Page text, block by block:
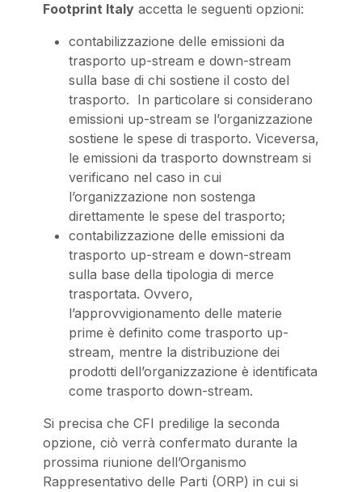
Footprint Italy accetta le seguenti opzioni:
contabilizzazione delle emissioni da
trasporto up-stream e down-stream
sulla base di chi sostiene il costo del
trasporto. In particolare si considerano
emissioni up-stream se l’organizzazione
sostiene le spese di trasporto. Viceversa,
le emissioni da trasporto downstream si
verificano nel caso in cui
l’organizzazione non sostenga
direttamente le spese del trasporto;
contabilizzazione delle emissioni da
trasporto up-stream e down-stream
sulla base della tipologia di merce
trasportata. Ovvero,
l’approvvigionamento delle materie
prime è definito come trasporto up-
stream, mentre la distribuzione dei
prodotti dell’organizzazione è identificata
come trasporto down-stream.
Si precisa che CFI predilige la seconda
opzione, ciò verrà confermato durante la
prossima riunione dell’Organismo
Rappresentativo delle Parti (ORP) in cui si